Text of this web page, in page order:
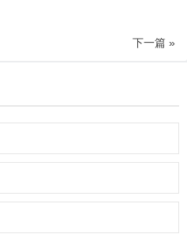
下一篇 »